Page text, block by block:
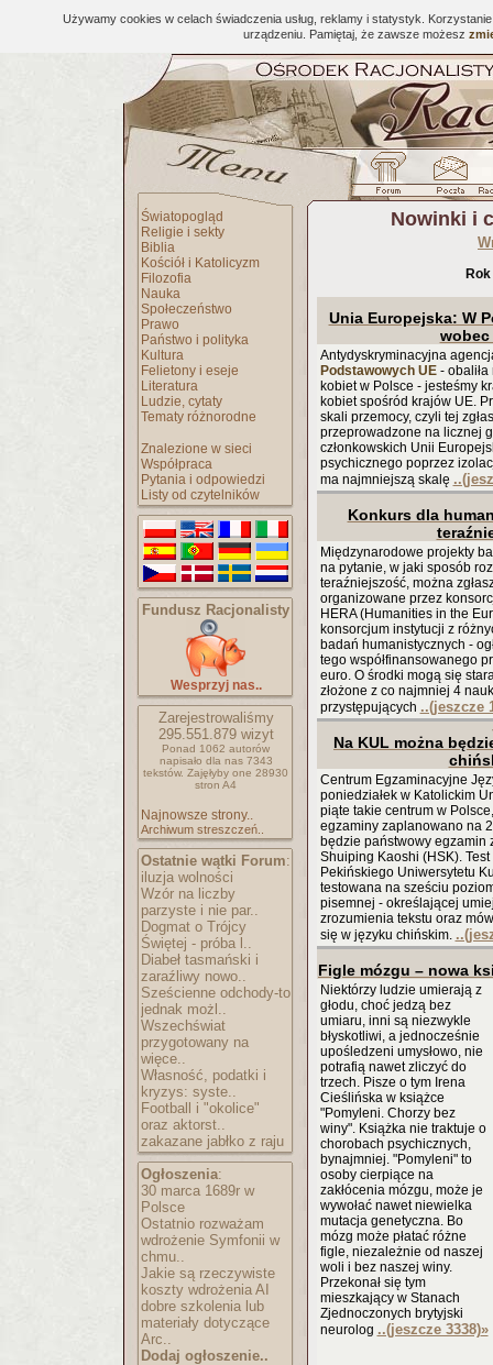
Używamy cookies w celach świadczenia usług, reklamy i statystyk.
urządzeniu. Pamiętaj, że zawsze możesz
Światopogląd
Religie i sekty
Biblia
Kościół i Katolicyzm
Filozofia
Nauka
Społeczeństwo
Prawo
Państwo i polityka
Kultura
Felietony i eseje
Literatura
Ludzie, cytaty
Tematy różnorodne
Znalezione w sieci
Współpraca
Pytania i odpowiedzi
Listy od czytelników
Fundusz Racjonalisty
Wesprzyj nas..
Zarejestrowaliśmy
295.551.879wizyt
Ponad 1062 autorów
napisało dla nas 7343
tekstów. Zajęłyby one 28930
stron A4
Najnowsze strony..
Archiwum streszczeń..
Ostatnie wątki Forum:
iluzja wolności
Wzór na liczby
parzyste i nie par..
Dogmat o Trójcy
Świętej - próba l..
Diabeł tasmański i
zaraźliwy nowo..
Sześcienne odchody-to
jednak możl..
Wszechświat
przygotowany na
więce..
Własność, podatki i
kryzys: syste..
Football i "okolice"
oraz aktorst..
zakazane jabłko z raju
Ogłoszenia:
30 marca 1689r w
Polsce
Ostatnio rozważam
wdrożenie Symfonii w
chmu..
Jakie są rzeczywiste
koszty wdrożenia AI
dobre szkolenia lub
materiały dotyczące
Arc..
Dodaj ogłoszenie..
Nowinki i
Unia Europejska: W
Antydyskryminacyjna
Podstawowych UE- obaliła
kobiet w Polsce - jesteśmy
kobiet spośród krajów UE.
skali przemocy, czyli tej
przeprowadzone na licznej
członkowskich Unii
psychicznego poprzez
ma najmniejszą skalę
Konkurs dla
Międzynarodowe projekty
na pytanie, w jaki sposób
teraźniejszość, można
organizowane przez
HERA (Humanities in the
konsorcjum instytucji z
badań humanistycznych -
tego współfinansowanego
euro. O środki mogą się
złożone z co najmniej 4
przystępujących ..(jeszcze
Na KUL można
Centrum Egzaminacyjne
poniedziałek w Katolickim
piąte takie centrum w
egzaminy zaplanowano na
będzie państwowy egzamin
Shuiping Kaoshi (HSK).
Pekińskiego Uniwersytetu
testowana na sześciu
pisemnej - określającej
zrozumienia tekstu oraz
się w języku chińskim.
Figle mózgu – nowa
Niektórzy ludzie umierają z
głodu, choć jedzą bez
umiaru, inni są niezwykle
błyskotliwi, a jednocześnie
upośledzeni umysłowo, nie
potrafią nawet zliczyć do
trzech. Pisze o tym Irena
Cieślińska w książce
"Pomyleni. Chorzy bez
winy". Książka nie traktuje o
chorobach psychicznych,
bynajmniej. "Pomyleni" to
osoby cierpiące na
zakłócenia mózgu, może je
wywołać nawet niewielka
mutacja genetyczna. Bo
mózg może płatać różne
figle, niezależnie od naszej
woli i bez naszej winy.
Przekonał się tym
mieszkający w Stanach
Zjednoczonych brytyjski
neurolog ..(jeszcze 3338)»